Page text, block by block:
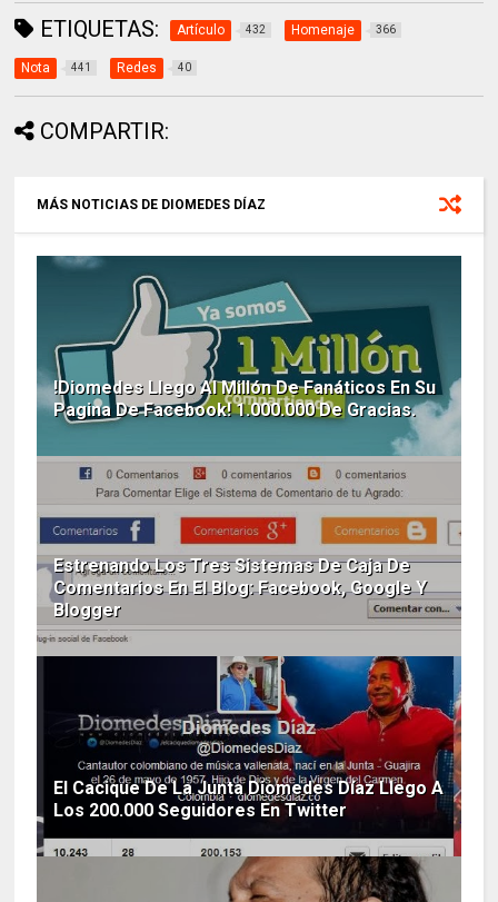
ETIQUETAS: Artículo 432 Homenaje 366
Nota 441 Redes 40
COMPARTIR:
MÁS NOTICIAS DE DIOMEDES DÍAZ
!Diomedes Llego Al Millón De Fanáticos En Su
Pagina De Facebook! 1.000.000 De Gracias.
Estrenando Los Tres Sistemas De Caja De
Comentarios En El Blog: Facebook, Google Y
Blogger
El Cacique De La Junta Diomedes Díaz Llego A
Los 200.000 Seguidores En Twitter